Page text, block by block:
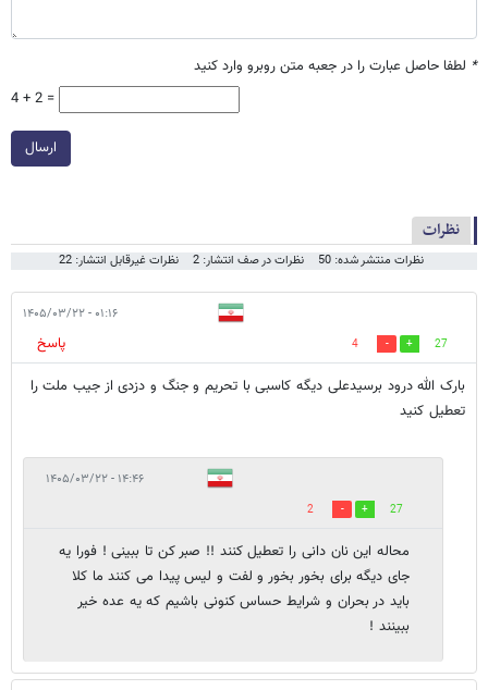
* لطفا حاصل عبارت را در جعبه متن روبرو وارد کنید
4 + 2 =
ارسال
نظرات
نظرات منتشر شده: 50 نظرات در صف انتشار: 2 نظرات غیرقابل انتشار: 22
۰۱:۱۶ - ۱۴۰۵/۰۳/۲۲
27
4
پاسخ
بارک الله درود برسیدعلی دیگه کاسبی با تحریم و جنگ و دزدی از جیب ملت را
تعطیل کنید
۱۴:۴۶ - ۱۴۰۵/۰۳/۲۲
27
2
محاله این نان دانی را تعطیل کنند !! صبر کن تا ببینی ! فورا یه
جای دیگه برای بخور بخور و لفت و لیس پیدا می کنند ما کلا
باید در بحران و شرایط حساس کنونی باشیم که یه عده خیر
ببینند !